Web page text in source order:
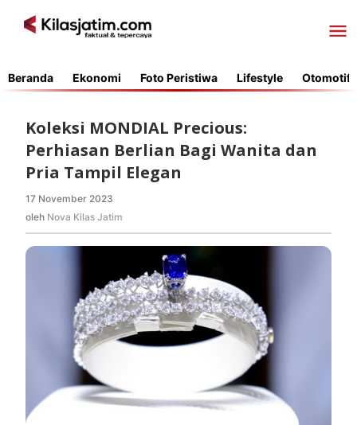
Beranda Ekonomi Foto Peristiwa Lifestyle Otomotif
Koleksi MONDIAL Precious:
Perhiasan Berlian Bagi Wanita dan
Pria Tampil Elegan
17 November 2023
Nova
oleh Nova Kilas Jatim